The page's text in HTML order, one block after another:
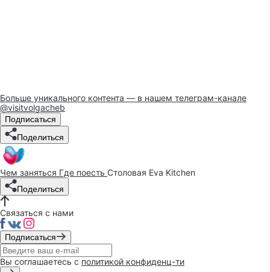
Больше уникального контента — в нашем телеграм-канале
@visitvolgacheb
Подписаться
Поделиться
Чем заняться Где поесть Столовая Eva Kitchen
Поделиться
Связаться с нами
Подписаться
Вы соглашаетесь с политикой конфиденц-ти